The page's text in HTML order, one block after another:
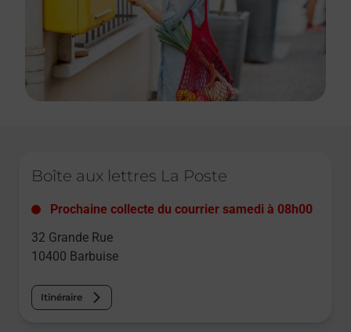
Boîte aux lettres La Poste
Prochaine collecte du courrier samedi à 08h00
32 Grande Rue
10400 Barbuise
Itinéraire